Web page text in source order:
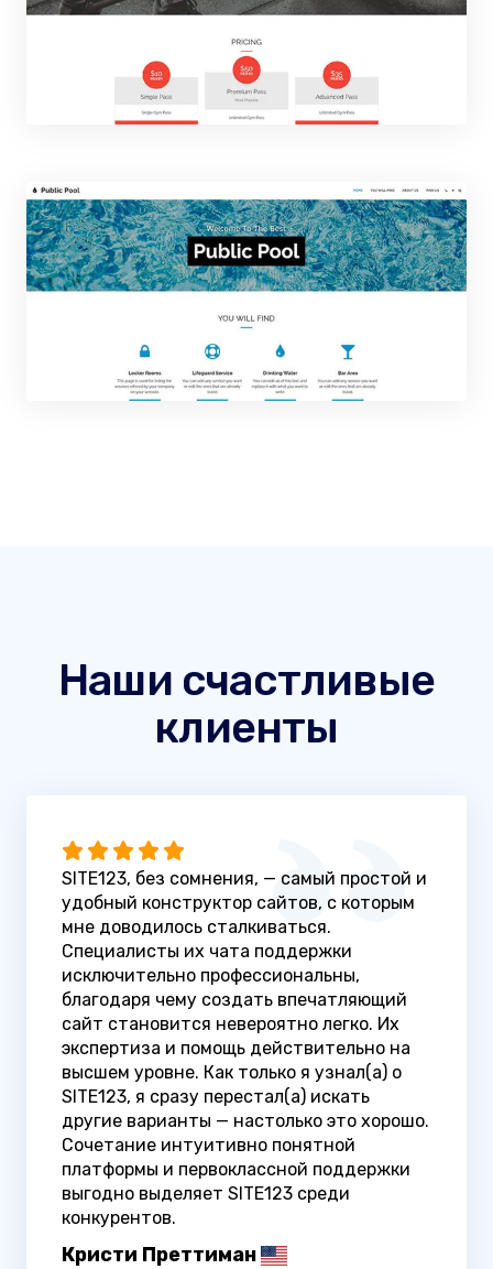
Наши счастливые
клиенты
SITE123, без сомнения, — самый простой и
удобный конструктор сайтов, с которым
мне доводилось сталкиваться.
Специалисты их чата поддержки
исключительно профессиональны,
благодаря чему создать впечатляющий
сайт становится невероятно легко. Их
экспертиза и помощь действительно на
высшем уровне. Как только я узнал(а) о
SITE123, я сразу перестал(а) искать
другие варианты — настолько это хорошо.
Сочетание интуитивно понятной
платформы и первоклассной поддержки
выгодно выделяет SITE123 среди
конкурентов.
Кристи Преттиман